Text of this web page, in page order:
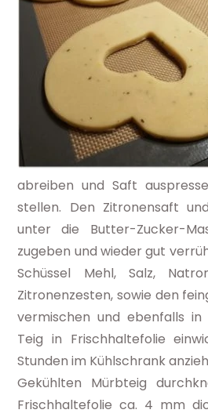
abreiben und Saft
stellen. Den Zitronensaft
unter die Butter-Zucker-
zugeben und wieder gut
Schüssel Mehl, Salz,
Zitronenzesten, sowie den
vermischen und ebenfalls in
Teig in Frischhaltefolie
Stunden im Kühlschrank
Gekühlten Mürbteig
Frischhaltefolie ca. 4 mm